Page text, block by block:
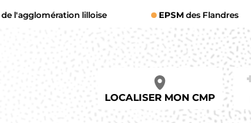
de l'agglomération lilloise EPSM des Flandres
LOCALISER MON CMP